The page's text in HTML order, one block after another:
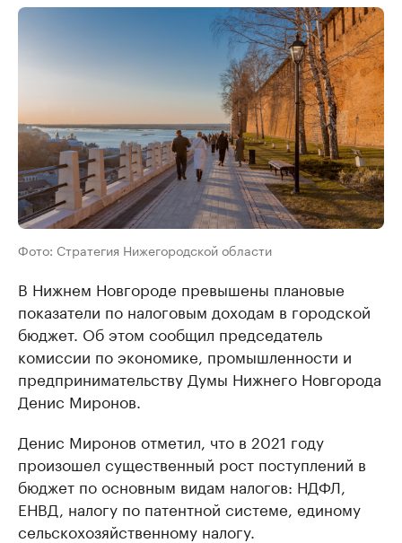
Фото: Стратегия Нижегородской области
В Нижнем Новгороде превышены плановые
показатели по налоговым доходам в городской
бюджет. Об этом сообщил председатель
комиссии по экономике, промышленности и
предпринимательству Думы Нижнего Новгорода
Денис Миронов.
Денис Миронов отметил, что в 2021 году
произошел существенный рост поступлений в
бюджет по основным видам налогов: НДФЛ,
ЕНВД, налогу по патентной системе, единому
сельскохозяйственному налогу.